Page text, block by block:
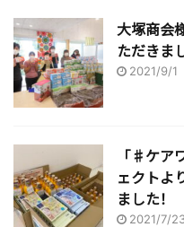
大塚商会
ただきま
2021/9/1
「♯ケア
ェクトよ
ました！
2021/7/